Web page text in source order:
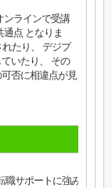
ンラインで受講
点 となりま
たり、 デジプ
いたり、 その
否に相違点が見
サポートに強みを発揮